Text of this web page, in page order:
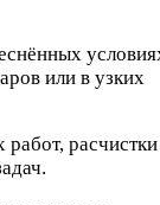
или в узких
расчистки